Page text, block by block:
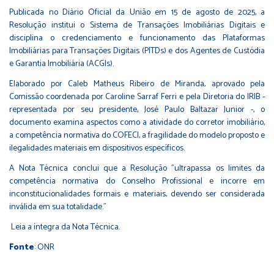
Publicada no Diário Oficial da União em 15 de agosto de 2025, a
Resolução institui o Sistema de Transações Imobiliárias Digitais e
disciplina o credenciamento e funcionamento das Plataformas
Imobiliárias para Transações Digitais (PITDs) e dos Agentes de Custódia
e Garantia Imobiliária (ACGIs).
Elaborado por Caleb Matheus Ribeiro de Miranda, aprovado pela
Comissão coordenada por Caroline Sarraf Ferri e pela Diretoria do IRIB -
representada por seu presidente, José Paulo Baltazar Junior -, o
documento examina aspectos como a atividade do corretor imobiliário,
a competência normativa do COFECI, a fragilidade do modelo proposto e
ilegalidades materiais em dispositivos específicos.
A Nota Técnica conclui que a Resolução "ultrapassa os limites da
competência normativa do Conselho Profissional e incorre em
inconstitucionalidades formais e materiais, devendo ser considerada
inválida em sua totalidade."
Leia a íntegra da Nota Técnica.
Fonte: ONR